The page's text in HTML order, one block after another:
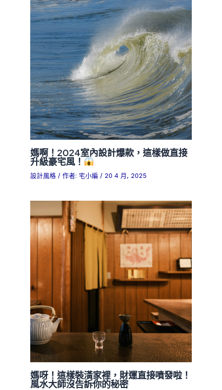
媽啊！2024室內設計爆款，這樣做直接
升級豪宅風！
設計風格 / 作者: 宅小編 / 20 4 月, 2025
媽呀！這樣裝潢家裡，財運直接噴發啦！
風水大師沒告訴你的秘密